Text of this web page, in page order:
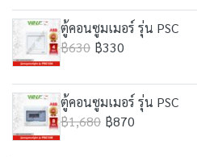
ตู้คอนซูมเมอร์ รุ่น PSC
฿630 ฿330
ตู้คอนซูมเมอร์ รุ่น PSC
฿1,680 ฿870